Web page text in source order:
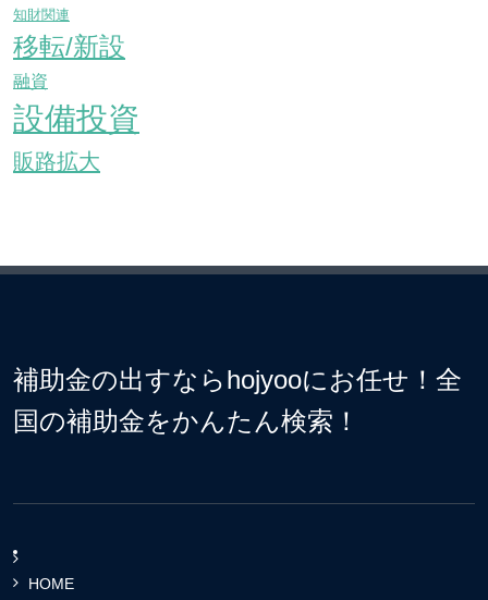
知財関連
移転/新設
融資
設備投資
販路拡大
補助金の出すならhojyooにお任せ！全
国の補助金をかんたん検索！
HOME